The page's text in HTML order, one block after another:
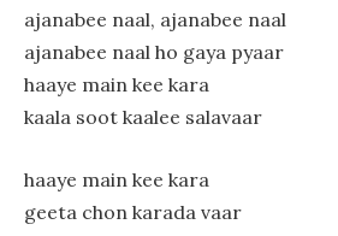
ajanabee naal, ajanabee naal
ajanabee naal ho gaya pyaar
haaye main kee kara
kaala soot kaalee salavaar
haaye main kee kara
geeta chon karada vaar